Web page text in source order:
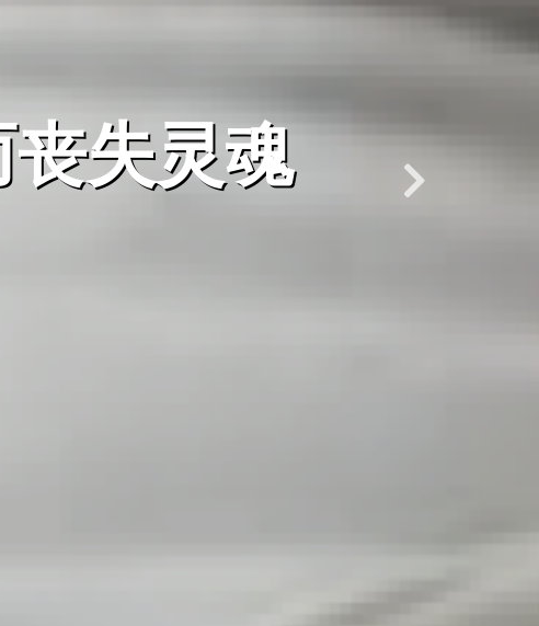
教会的声
部同工分
团协会全